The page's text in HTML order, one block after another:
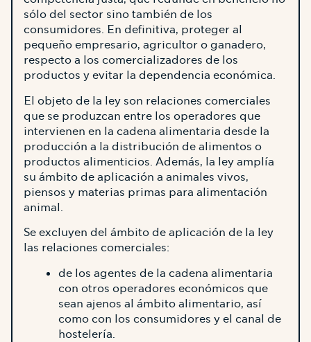
sólo del sector sino también de los
consumidores. En definitiva, proteger al
pequeño empresario, agricultor o ganadero,
respecto a los comercializadores de los
productos y evitar la dependencia económica.
El objeto de la ley son relaciones comerciales
que se produzcan entre los operadores que
intervienen en la cadena alimentaria desde la
producción a la distribución de alimentos o
productos alimenticios. Además, la ley amplía
su ámbito de aplicación a animales vivos,
piensos y materias primas para alimentación
animal.
Se excluyen del ámbito de aplicación de la ley
las relaciones comerciales:
de los agentes de la cadena alimentaria
con otros operadores económicos que
sean ajenos al ámbito alimentario, así
como con los consumidores y el canal de
hostelería.